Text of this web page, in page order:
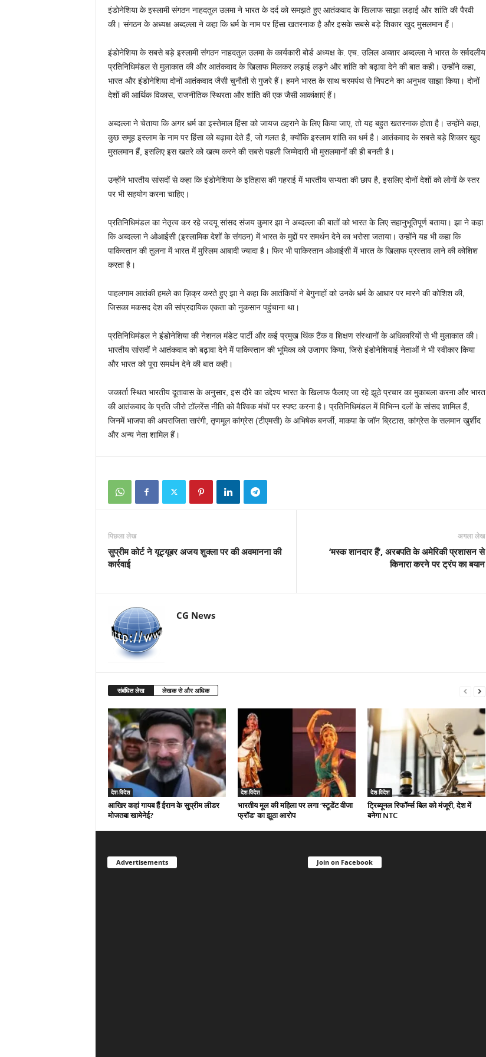
इंडोनेशिया के इस्लामी संगठन नाहदतुल उलमा ने भारत के दर्द को समझते हुए आतंकवाद के खिलाफ साझा लड़ाई और शांति की पैरवी
की। संगठन के अध्यक्ष अब्दल्ला ने कहा कि धर्म के नाम पर हिंसा खतरनाक है और इसके सबसे बड़े शिकार खुद मुसलमान हैं।
इंडोनेशिया के सबसे बड़े इस्लामी संगठन नाहदतुल उलमा के कार्यकारी बोर्ड अध्यक्ष के. एच. उलिल अब्शार अब्दल्ला ने भारत के सर्वदलीय
प्रतिनिधिमंडल से मुलाकात की और आतंकवाद के खिलाफ मिलकर लड़ाई लड़ने और शांति को बढ़ावा देने की बात कही। उन्होंने कहा,
भारत और इंडोनेशिया दोनों आतंकवाद जैसी चुनौती से गुजरे हैं। हमने भारत के साथ चरमपंथ से निपटने का अनुभव साझा किया। दोनों
देशों की आर्थिक विकास, राजनीतिक स्थिरता और शांति की एक जैसी आकांक्षाएं हैं।
अब्दल्ला ने चेताया कि अगर धर्म का इस्तेमाल हिंसा को जायज ठहराने के लिए किया जाए, तो यह बहुत खतरनाक होता है। उन्होंने कहा,
कुछ समूह इस्लाम के नाम पर हिंसा को बढ़ावा देते हैं, जो गलत है, क्योंकि इस्लाम शांति का धर्म है। आतंकवाद के सबसे बड़े शिकार खुद
मुसलमान हैं, इसलिए इस खतरे को खत्म करने की सबसे पहली जिम्मेदारी भी मुसलमानों की ही बनती है।
उन्होंने भारतीय सांसदों से कहा कि इंडोनेशिया के इतिहास की गहराई में भारतीय सभ्यता की छाप है, इसलिए दोनों देशों को लोगों के स्तर
पर भी सहयोग करना चाहिए।
प्रतिनिधिमंडल का नेतृत्व कर रहे जदयू सांसद संजय कुमार झा ने अब्दल्ला की बातों को भारत के लिए सहानुभूतिपूर्ण बताया। झा ने कहा
कि अब्दल्ला ने ओआईसी (इस्लामिक देशों के संगठन) में भारत के मुद्दों पर समर्थन देने का भरोसा जताया। उन्होंने यह भी कहा कि
पाकिस्तान की तुलना में भारत में मुस्लिम आबादी ज्यादा है। फिर भी पाकिस्तान ओआईसी में भारत के खिलाफ प्रस्ताव लाने की कोशिश
करता है।
पाहलगाम आतंकी हमले का ज़िक्र करते हुए झा ने कहा कि आतंकियों ने बेगुनाहों को उनके धर्म के आधार पर मारने की कोशिश की,
जिसका मकसद देश की सांप्रदायिक एकता को नुकसान पहुंचाना था।
प्रतिनिधिमंडल ने इंडोनेशिया की नेशनल मंडेट पार्टी और कई प्रमुख थिंक टैंक व शिक्षण संस्थानों के अधिकारियों से भी मुलाकात की।
भारतीय सांसदों ने आतंकवाद को बढ़ावा देने में पाकिस्तान की भूमिका को उजागर किया, जिसे इंडोनेशियाई नेताओं ने भी स्वीकार किया
और भारत को पूरा समर्थन देने की बात कही।
जकार्ता स्थित भारतीय दूतावास के अनुसार, इस दौरे का उद्देश्य भारत के खिलाफ फैलाए जा रहे झूठे प्रचार का मुकाबला करना और भारत
की आतंकवाद के प्रति जीरो टॉलरेंस नीति को वैश्विक मंचों पर स्पष्ट करना है। प्रतिनिधिमंडल में विभिन्न दलों के सांसद शामिल हैं,
जिनमें भाजपा की अपराजिता सारंगी, तृणमूल कांग्रेस (टीएमसी) के अभिषेक बनर्जी, माकपा के जॉन ब्रिटास, कांग्रेस के सलमान खुर्शीद
और अन्य नेता शामिल हैं।
पिछला लेख
सुप्रीम कोर्ट ने यूट्यूबर अजय शुक्ला पर की अवमानना की
कार्रवाई
अगला लेख
‘मस्क शानदार हैं’, अरबपति के अमेरिकी प्रशासन से
किनारा करने पर ट्रंप का बयान
CG News
संबंधित लेख लेखक से और अधिक
देश-विदेश
आखिर कहां गायब हैं ईरान के सुप्रीम लीडर
मोजतबा खामेनेई?
देश-विदेश
भारतीय मूल की महिला पर लगा ‘स्टूडेंट वीजा
फ्रॉड’ का झूठा आरोप
देश-विदेश
ट्रिब्यूनल रिफॉर्म्स बिल को मंजूरी, देश में
बनेगा NTC
Advertisements Join on Facebook